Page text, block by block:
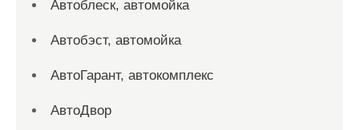
Автоблеск, автомойка
Автобэст, автомойка
АвтоГарант, автокомплекс
АвтоДвор